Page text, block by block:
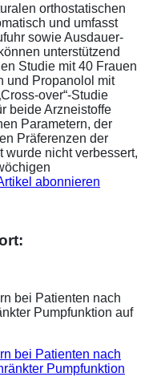
orthostatischen
und umfasst
sowie Ausdauer-
unterstützend
Studie mit 40 Frauen
und Propanolol mit
over“-Studie
beide Arzneistoffe
Parametern, der
Präferenzen der
wurde nicht verbessert,
abonnieren
bei Patienten nach
Pumpfunktion